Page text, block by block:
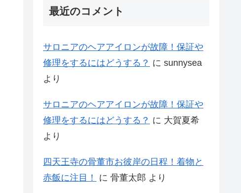
最近のコメント
サロニアのヘアアイロンが故障！保証や
修理をするにはどうする？ に sunnysea
より
サロニアのヘアアイロンが故障！保証や
修理をするにはどうする？ に 大賀夏希
より
四天王寺の骨董市お彼岸の日程！着物と
赤飯に注目！
に 骨董太郎 より